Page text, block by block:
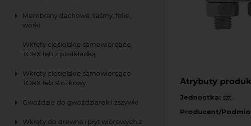
Membrany dachowe, taśmy, folie,
worki
Wkręty ciesielskie samowiercące
TORX łeb z podkładką
Wkręty ciesielskie samowiercące
TORX łeb stożkowy
Gwoździe do gwoździarek i zszywki
Wkręty do drewna i płyt wiórowych z
Atrybuty
Jednostka: szt.
Producent/